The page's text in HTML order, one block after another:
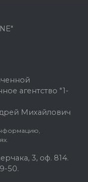
агентство "1-
Михайлович
3, оф. 814.
50.